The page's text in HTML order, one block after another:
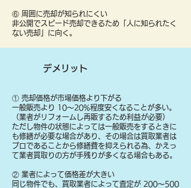
⑥ 周囲に売却が知られにくい
非公開でスピード売却できるため「人に知られたく
ない売却」に向く。
デメリット
① 売却価格が市場価格より下がる
一般販売より 10〜20%程度安くなることが多い。
（業者がリフォームし再販するため利益が必要）
ただし物件の状態によっては一般販売をするときに
も修繕が必要な場合があり、その場合は買取業者は
プロであることから修繕費を抑えられる為、かえっ
て業者買取りの方が手残りが多くなる場合もある。
② 業者によって価格差が大きい
同じ物件でも、買取業者によって査定が 200〜500